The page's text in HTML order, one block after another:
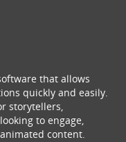
that allows
quickly and easily.
storytellers,
to engage,
content.